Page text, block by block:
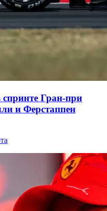
Гран-при
и Ферстаппен